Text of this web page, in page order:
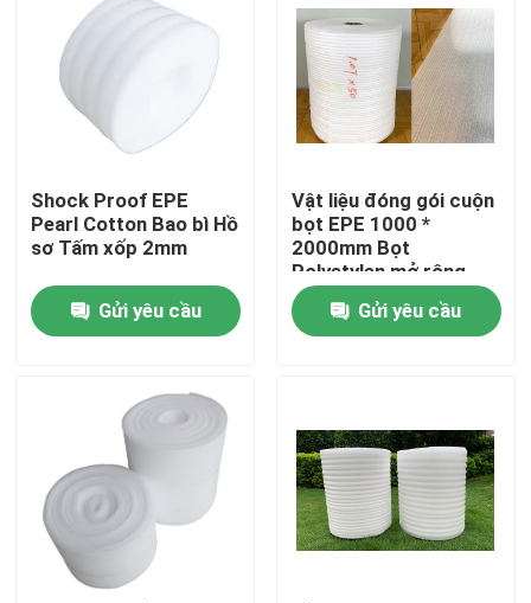
Về chúng tôi
Địa chỉ liên hệ
Sản phẩm
Video
Vật liệu cách nhiệt
Shock Proof EPE
Pearl Cotton Bao bì Hồ
sơ Tấm xốp 2mm
Gửi yêu cầu
Vật liệu đóng gói cuộn
bọt EPE 1000 *
2000mm Bọt
Polyetylen mở rộng
Gửi yêu cầu